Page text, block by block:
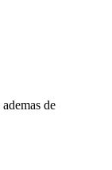
de